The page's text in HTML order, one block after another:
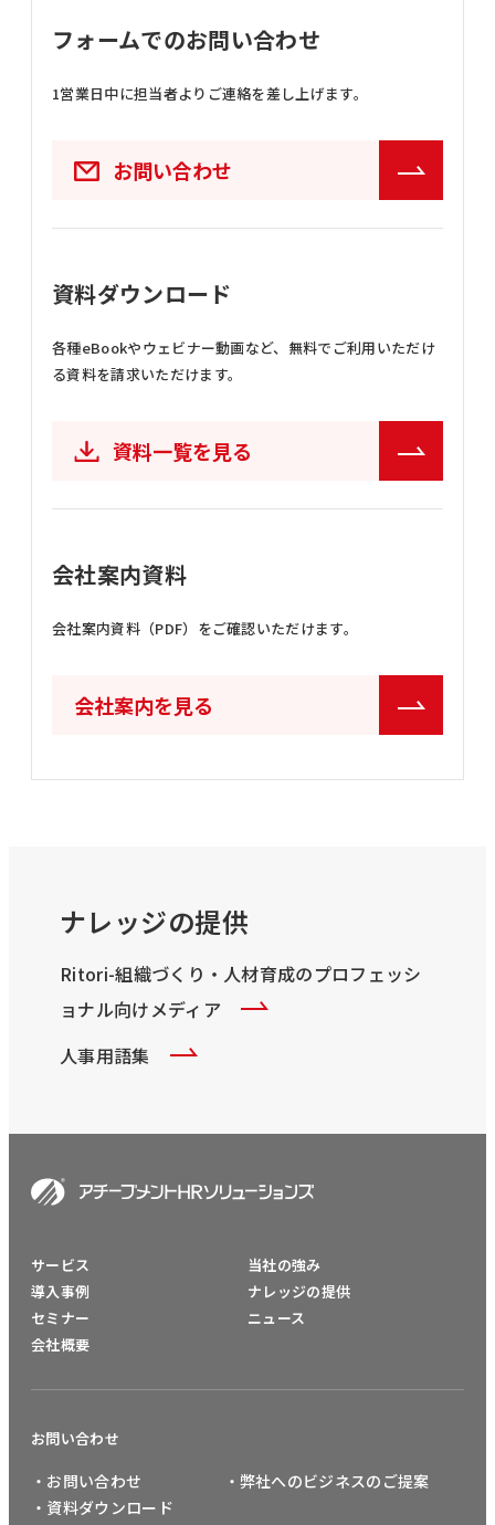
フォームでのお問い合わせ
1営業日中に担当者よりご連絡を差し上げます。
お問い合わせ
資料ダウンロード
各種eBookやウェビナー動画など、 無料でご利用いただけ
る資料を請求いただけます。
資料一覧を見る
会社案内資料
会社案内資料（PDF）をご確認いただけます。
会社案内を見る
ナレッジの提供
Ritori-組織づくり・人材育成のプロフェッシ
ョナル向けメディア
人事用語集
サービス
導入事例
セミナー
会社概要
当社の強み
ナレッジの提供
ニュース
お問い合わせ
・お問い合わせ
・資料ダウンロード
・弊社へのビジネスのご提案